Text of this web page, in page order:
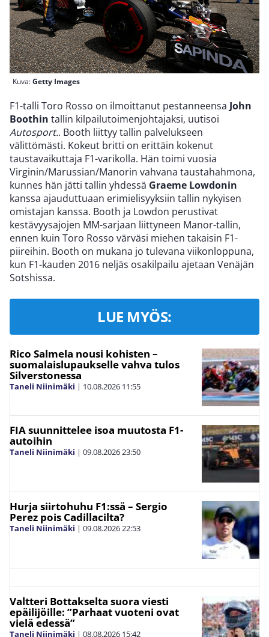
Kuva:Getty Images
F1-talli Toro Rosso on ilmoittanut pestanneensa John
Boothin tallin kilpailutoimenjohtajaksi, uutisoi
Autosport.. Booth liittyy tallin palvelukseen
välittömästi. Kokeut britti on erittäin kokenut
taustavaikuttaja F1-varikolla. Hän toimi vuosia
Virginin/Marussian/Manorin vahvana taustahahmona,
kunnes hän jätti tallin yhdessä Graeme Lowdonin
kanssa ajauduttuaan erimielisyyksiin tallin nykyisen
omistajan kanssa. Booth ja Lowdon perustivat
kestävyysajojen MM-sarjaan liittyneen Manor-tallin,
ennen kuin Toro Rosso värväsi miehen takaisin F1-
piireihin. Booth on mukana jo tulevana viikonloppuna,
kun F1-kauden 2016 neljäs osakilpailu ajetaan Venäjän
Sotshissa.
LUE MYÖS:
Rico Salmela nousi kohisten –
suomalaislupaukselle vahva tulos
Silverstonessa
Taneli Niinimäki | 10.08.2026 11:55
FIA suunnittelee isoa muutosta F1-
autoihin
Taneli Niinimäki | 09.08.202623:50
Hurja siirtohuhu F1:ssä – Sergio
Perez pois Cadillacilta?
Taneli Niinimäki | 09.08.202622:53
Valtteri Bottakselta suora viesti
epäilijöille: ”Parhaat vuoteni ovat
vielä edessä”
Taneli Niinimäki | 08.08.2026 15:42